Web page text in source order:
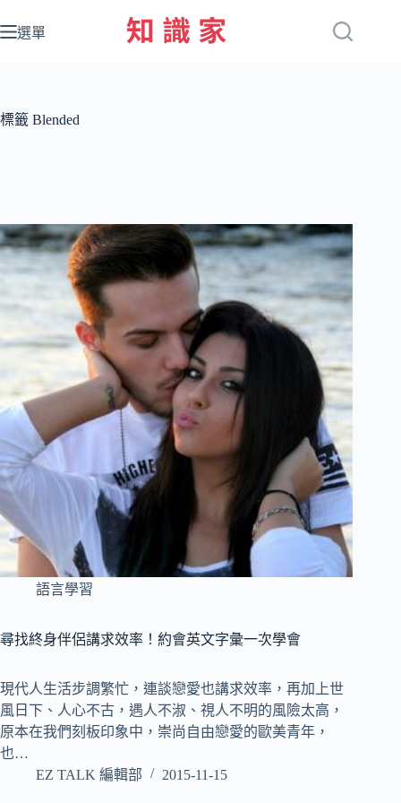
至
容
選單
標籤 Blended
語言學習
尋找終身伴侶講求效率！約會英文字彙一次學會
現代人生活步調繁忙，連談戀愛也講求效率，再加上世
風日下、人心不古，遇人不淑、視人不明的風險太高，
原本在我們刻板印象中，崇尚自由戀愛的歐美青年，
也…
EZ TALK 編輯部
2015-11-15